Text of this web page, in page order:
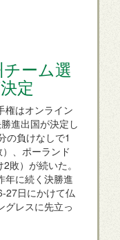
ーム選
定
権はオンライン
進出国が決定し
の負けなしで1
、ポーランド
敗）が続いた。
年に続く決勝進
27日にかけて仏
グレスに先立っ